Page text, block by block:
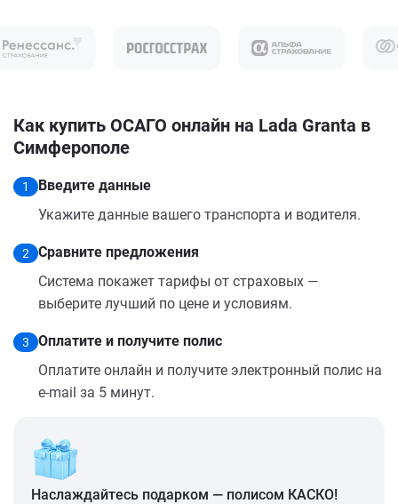
Как купить ОСАГО онлайн на Lada Granta в
Симферополе
1
Введите данные
Укажите данные вашего транспорта и водителя.
2
Сравните предложения
Система покажет тарифы от страховых —
выберите лучший по цене и условиям.
3
Оплатите и получите полис
Оплатите онлайн и получите электронный полис на
e-mail за 5 минут.
Наслаждайтесь подарком — полисом КАСКО!